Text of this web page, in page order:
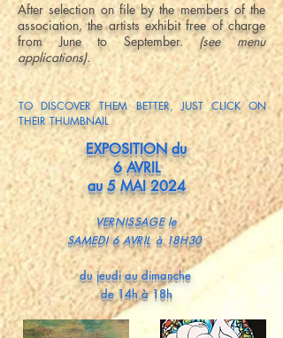
After selection on file by the members of the
association, the artists exhibit free of charge
from June to September.(see menu
applications).
TO DISCOVER THEM BETTER, JUST CLICK ON
THEIR THUMBNAIL
EXPOSITION du
6 AVRIL
au 5 MAI 2024
VERNISSAGE le
SAMEDI 6 AVRIL à 18H30
du jeudi au dimanche
de 14h à 18h